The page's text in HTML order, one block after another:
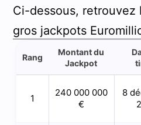
Ci-dessous, retrouvez
gros jackpots
Rang
Montant du
Jackpot
1
240 000 000
€
8